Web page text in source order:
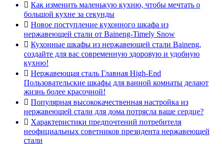
 Как изменить маленькую кухню, чтобы мечтать о
большой кухне за секунды
 Новое поступление кухонного шкафа из
нержавеющей стали от Baineng-Timely Snow
 Кухонные шкафы из нержавеющей стали Baineng,
создайте для вас современную здоровую и удобную
кухню!
 Нержавеющая сталь Главная High-End
Пользовательские шкафы для ванной комнаты делают
жизнь более красочной!
 Популярная высококачественная настройка из
нержавеющей стали для дома потрясла ваше сердце?
 Характеристики предпочтений потребителя
неофициальных советников президента нержавеющей
стали